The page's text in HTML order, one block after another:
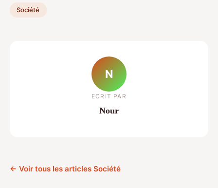
Société
N
ECRIT PAR
Nour
← Voir tous les articles Société